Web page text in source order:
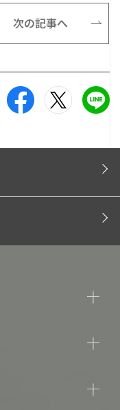
次の記事へ